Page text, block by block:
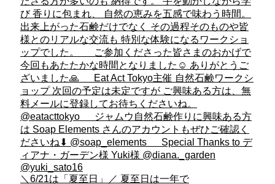
＼6/21は「夏至日」／ 夏至日は一年で